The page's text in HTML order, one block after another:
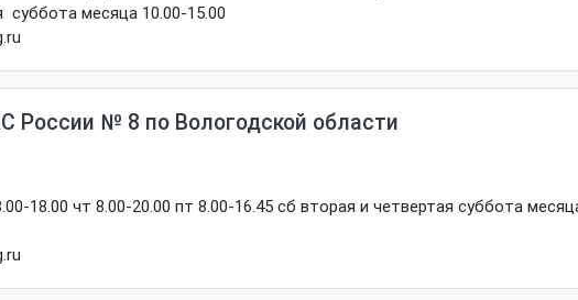
суббота месяца 10.00-15.00
России № 8 по Вологодской области
18.00 чт 8.00-20.00 пт 8.00-16.45 сб вторая и четвертая суббота